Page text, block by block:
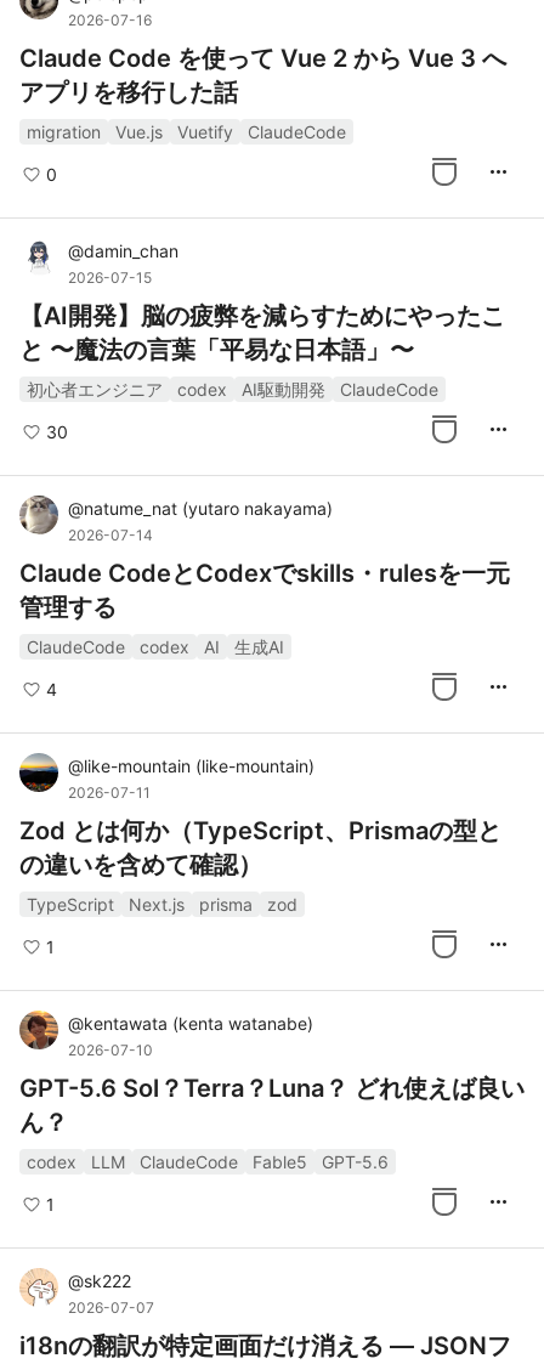
2026-07-16
Claude Code を使って Vue 2 から Vue 3 へ
アプリを移行した話
migration Vue.js Vuetify ClaudeCode
0 more_horiz
@damin_chan
2026-07-15
【AI開発】脳の疲弊を減らすためにやったこ
と 〜魔法の言葉「平易な日本語」〜
初心者エンジニア codex AI駆動開発 ClaudeCode
30 more_horiz
@natume_nat (yutaro nakayama)
2026-07-14
Claude CodeとCodexでskills・rulesを一元
管理する
ClaudeCode codex AI 生成AI
4 more_horiz
@like-mountain (like-mountain)
2026-07-11
Zod とは何か（TypeScript、Prismaの型と
の違いを含めて確認）
TypeScript Next.js prisma zod
1 more_horiz
@kentawata (kenta watanabe)
2026-07-10
GPT-5.6 Sol？Terra？Luna？ どれ使えば良い
ん？
codex LLM ClaudeCode Fable5 GPT-5.6
1 more_horiz
@sk222
2026-07-07
i18nの翻訳が特定画面だけ消える — JSONフ